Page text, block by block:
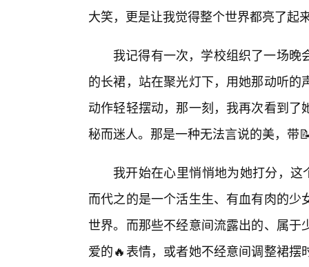
大笑，更是让我觉得整个世界都亮了起
我记得有一次，学校组织了一场
的长裙，站在聚光灯下，用她那动听
动作轻轻摆动，那一刻，我再次看到
秘而迷人。那是一种无法言说的美，带
我开始在心里悄悄地为她打分，这
而代之的是一个活生生、有血有肉的
世界。而那些不经意间流露出的、属
爱的🔥表情，或者她不经意间调整裙